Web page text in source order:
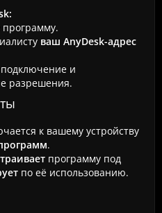
программу.
ваш AnyDesk-адрес
и
разрешения.
к вашему устройству
.
программу под
по её использованию.